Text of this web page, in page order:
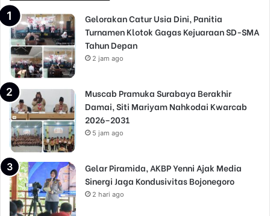
Gelorakan Catur Usia Dini, Panitia
Turnamen Klotok Gagas Kejuaraan SD-SMA
Tahun Depan
2 jam ago
Muscab Pramuka Surabaya Berakhir
Damai, Siti Mariyam Nahkodai Kwarcab
2026–2031
5 jam ago
Gelar Piramida, AKBP Yenni Ajak Media
Sinergi Jaga Kondusivitas Bojonegoro
2 hari ago